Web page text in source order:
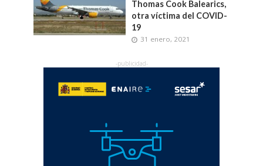
Thomas Cook Balearics,
otra víctima del COVID-
19
31 enero, 2021